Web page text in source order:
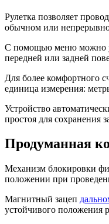
Рулетка позволяет
обычном или
С помощью меню можно
передней или задней
Для более комфортного
единица измерения:
Устройство
простоя для сохранения
Продуманная
Механизм блокировки
положении при
Магнитный зацеп
устойчивого положения